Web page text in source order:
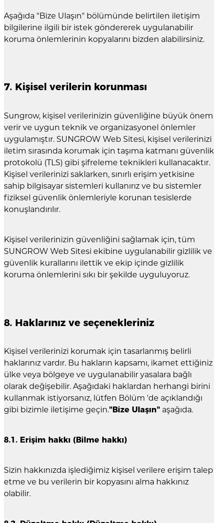
Aşağıda "Bize Ulaşın" bölümünde belirtilen iletişim
bilgilerine ilgili bir istek göndererek uygulanabilir
koruma önlemlerinin kopyalarını bizden alabilirsiniz.
7. Kişisel verilerin korunması
Sungrow, kişisel verilerinizin güvenliğine büyük önem
verir ve uygun teknik ve organizasyonel önlemler
uygulamıştır. SUNGROW Web Sitesi, kişisel verilerinizi
iletim sırasında korumak için taşıma katmanı güvenlik
protokolü (TLS) gibi şifreleme teknikleri kullanacaktır.
Kişisel verilerinizi saklarken, sınırlı erişim yetkisine
sahip bilgisayar sistemleri kullanırız ve bu sistemler
fiziksel güvenlik önlemleriyle korunan tesislerde
konuşlandırılır.
Kişisel verilerinizin güvenliğini sağlamak için, tüm
SUNGROW Web Sitesi ekibine uygulanabilir gizlilik ve
güvenlik kurallarını ilettik ve ekip içinde gizlilik
koruma önlemlerini sıkı bir şekilde uyguluyoruz.
8. Haklarınız ve seçenekleriniz
Kişisel verilerinizi korumak için tasarlanmış belirli
haklarınız vardır. Bu hakların kapsamı, ikamet ettiğiniz
ülke veya bölgeye ve uygulanabilir yasalara bağlı
olarak değişebilir. Aşağıdaki haklardan herhangi birini
kullanmak istiyorsanız, lütfen Bölüm 'de açıklandığı
gibi bizimle iletişime geçin."Bize Ulaşın" aşağıda.
8.1. Erişim hakkı (Bilme hakkı)
Sizin hakkınızda işlediğimiz kişisel verilere erişim talep
etme ve bu verilerin bir kopyasını alma hakkınız
olabilir.